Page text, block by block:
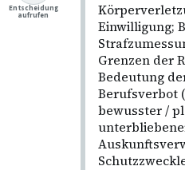
Einwilligung;
Grenzen der
Bedeutung
Berufsverbot
bewusster /
Entscheidung
aufrufen